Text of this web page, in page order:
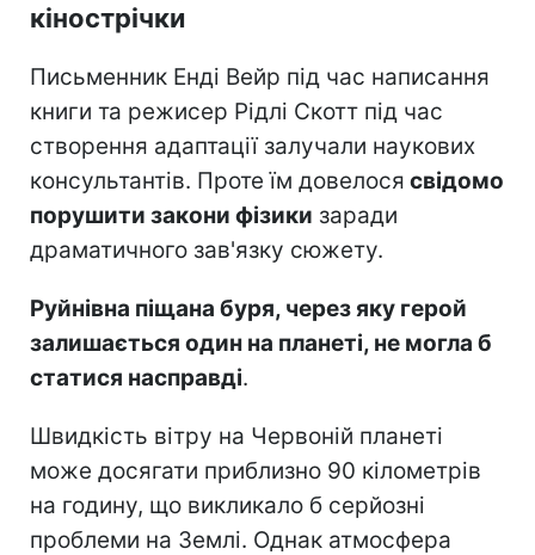
кінострічки
Письменник Енді Вейр під час написання
книги та режисер Рідлі Скотт під час
створення адаптації залучали наукових
консультантів. Проте їм довелося свідомо
порушити закони фізики заради
драматичного зав'язку сюжету.
Руйнівна піщана буря, через яку герой
залишається один на планеті, не могла б
статися насправді.
Швидкість вітру на Червоній планеті
може досягати приблизно 90 кілометрів
на годину, що викликало б серйозні
проблеми на Землі. Однак атмосфера